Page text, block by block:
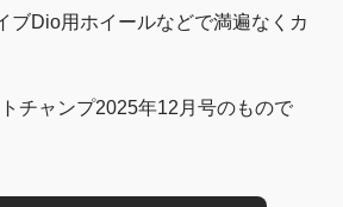
ブDio用ホイールなどで満遍なくカ
チャンプ2025年12月号のもので